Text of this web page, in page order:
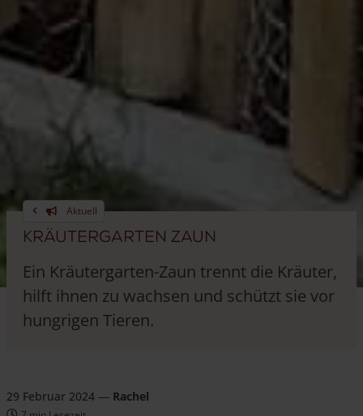
Aktuell
Kräutergarten Zaun
Ein Kräutergarten-Zaun trennt die Kräuter,
hilft ihnen zu wachsen und schützt sie vor
hungrigen Tieren.
29 Februar 2024 — Rachel